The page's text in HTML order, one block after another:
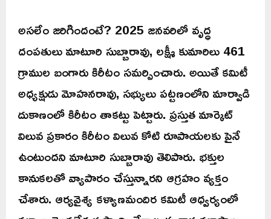
అసలేం జరిగిందంటే? 2025 జనవరిలో వృద్ధ
దంపతులు మాటూరి సుబ్బారావు, లక్ష్మీ కుమారిలు 461
గ్రాముల బంగారు కిరీటం సమర్పించారు. అయితే కమిటీ
అధ్యక్షుడు మోహనరావు, సభ్యులు పట్టణంలోని మార్వాడి
దుకాణంలో కిరీటం తాకట్టు పెట్టారు. ప్రస్తుత మార్కెట్
విలువ ప్రకారం కిరీటం విలువ కోటి రూపాయలకు పైనే
ఉంటుందని మాటూరి సుబ్బారావు తెలిపారు. భక్తుల
కానుకలతో వ్యాపారం చేస్తున్నారని ఆగ్రహం వ్యక్తం
చేశారు. ఆర్యవైశ్య కళ్యాణమందిర కమిటీ ఆధ్వర్యంలో